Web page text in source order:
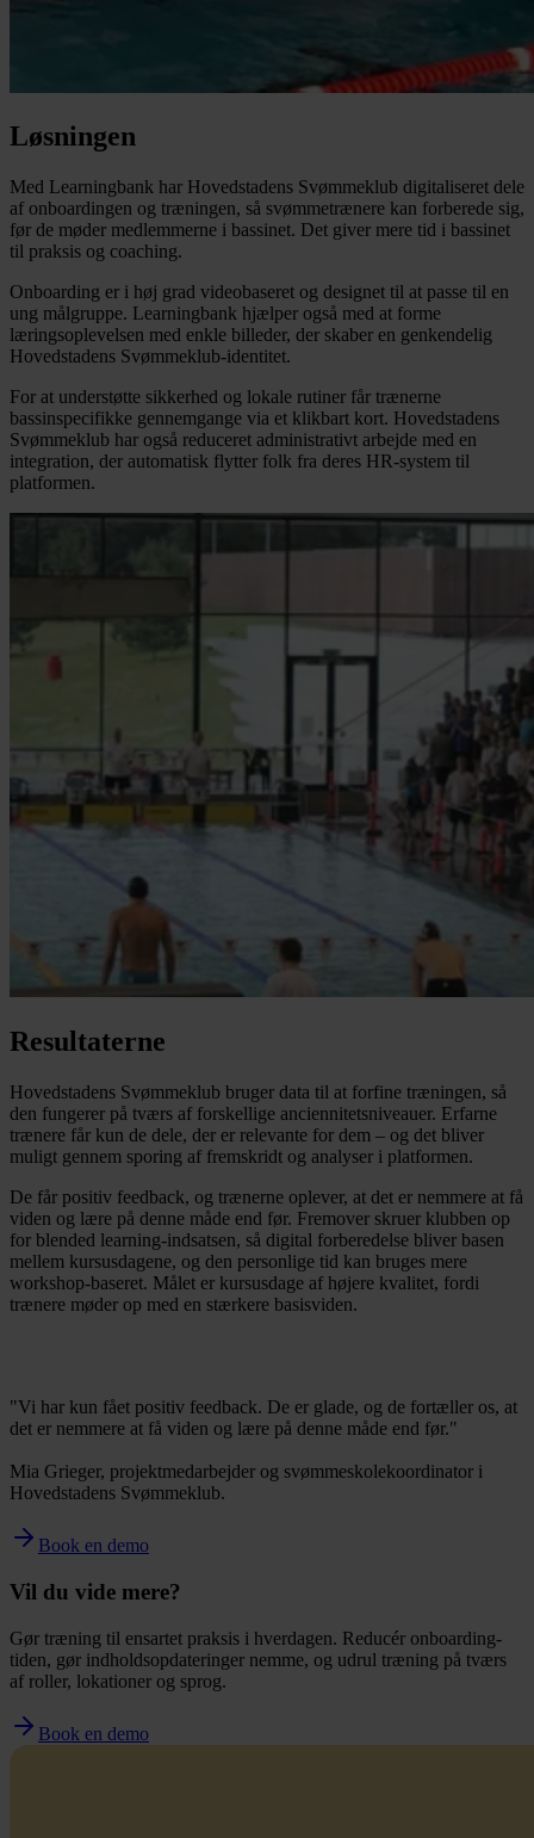
Løsningen
Med Learningbank har Hovedstadens Svømmeklub digitaliseret dele
af onboardingen og træningen, så svømmetrænere kan forberede sig,
før de møder medlemmerne i bassinet. Det giver mere tid i bassinet
til praksis og coaching.
Onboarding er i høj grad videobaseret og designet til at passe til en
ung målgruppe. Learningbank hjælper også med at forme
læringsoplevelsen med enkle billeder, der skaber en genkendelig
Hovedstadens Svømmeklub-identitet.
For at understøtte sikkerhed og lokale rutiner får trænerne
bassinspecifikke gennemgange via et klikbart kort. Hovedstadens
Svømmeklub har også reduceret administrativt arbejde med en
integration, der automatisk flytter folk fra deres HR-system til
platformen.
Resultaterne
Hovedstadens Svømmeklub bruger data til at forfine træningen, så
den fungerer på tværs af forskellige anciennitetsniveauer. Erfarne
trænere får kun de dele, der er relevante for dem – og det bliver
muligt gennem sporing af fremskridt og analyser i platformen.
De får positiv feedback, og trænerne oplever, at det er nemmere at få
viden og lære på denne måde end før. Fremover skruer klubben op
for blended learning-indsatsen, så digital forberedelse bliver basen
mellem kursusdagene, og den personlige tid kan bruges mere
workshop-baseret. Målet er kursusdage af højere kvalitet, fordi
trænere møder op med en stærkere basisviden.
"Vi har kun fået positiv feedback. De er glade, og de fortæller os, at
det er nemmere at få viden og lære på denne måde end før."
Mia Grieger, projektmedarbejder og svømmeskolekoordinator i
Hovedstadens Svømmeklub.
Book en demo
Vil du vide mere?
Gør træning til ensartet praksis i hverdagen. Reducér onboarding-
tiden, gør indholdsopdateringer nemme, og udrul træning på tværs
af roller, lokationer og sprog.
Book en demo